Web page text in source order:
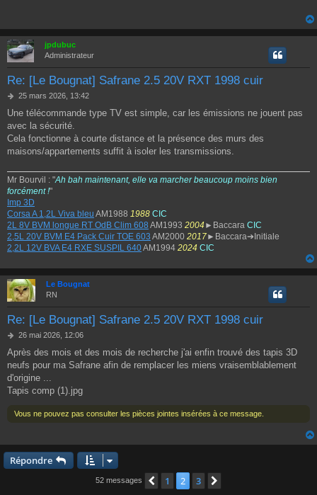
e
jpdubuc
Administrateur
Re: [Le Bougnat] Safrane 2.5 20V RXT 1998 cuir
M
s
s
a
g
25 mars 2026, 13:42
Une télécommande type TV est simple, car les émissions ne jouent pas
avec la sécurité.
Cela fonctionne à courte distance et la présence des murs des
maisons/appartements suffit à isoler les transmissions.
Mr Bourvil : "Ah bah maintenant, elle va marcher beaucoup moins bien
forcément !"
Imp 3D
Corsa A 1,2L Viva bleu AM1988 1988 CIC
2L 8V BVM longue RT OdB Clim 608 AM1993 2004 ►Baccara CIC
2,5L 20V BVM E4 Pack Cuir TOE 603 AM2000 2017►Baccara➔Initiale
2,2L 12V BVA E4 RXE SUSPIL 640AM1994 2024 CIC
Le Bougnat
RN
Re: [Le Bougnat] Safrane 2.5 20V RXT 1998 cuir
M
s
s
a
g
e
26 mai 2026, 12:06
Après des mois et des mois de recherche j'ai enfin trouvé des tapis 3D
neufs pour ma Safrane afin de remplacer les miens vraisemblablement
d'origine ...
Tapis comp (1).jpg
Vous ne pouvez pas consulter les pièces jointes insérées à ce message.
Répondre
52 messages Précédent
1 2 3